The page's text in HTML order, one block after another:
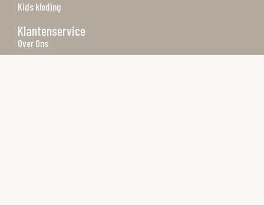
Kids kleding
Klantenservice
Over Ons